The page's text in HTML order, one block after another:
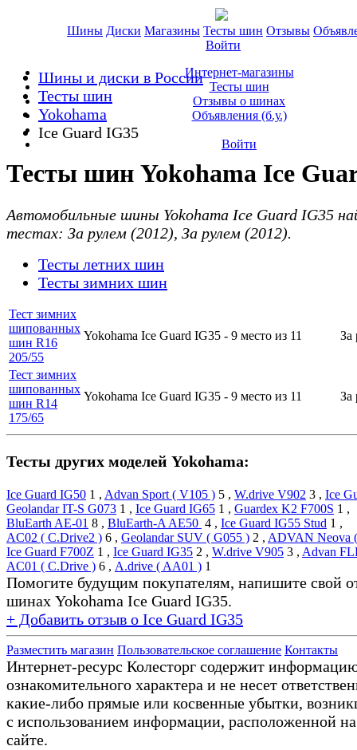
Шины Диски Магазины Тесты шин Отзывы
Войти
Интернет-магазины
Тесты шин
Отзывы о шинах
Объявления (б.у.)
Войти
Шины и диски в России
Тесты шин
Yokohama
Ice Guard IG35
Тесты шин Yokohama Ice
Автомобильные шины Yokohama Ice Guard IG35
тестах: За рулем (2012), За рулем (2012).
Тесты летних шин
Тесты зимних шин
Тест зимних
шипованных
шин R16
205/55
Yokohama Ice Guard IG35 - 9 место из 11 За
Тест зимних
шипованных
шин R14
175/65
Yokohama Ice Guard IG35 - 9 место из 11 За
Тесты других моделей Yokohama:
Ice Guard IG50 1 , Advan Sport ( V105 ) 5 , W.drive V902 3 , Ice
Geolandar IT-S G073 1 , Ice Guard IG65 1 , Guardex K2 F700S 1 ,
BluEarth AE-01 8 , BluEarth-A AE50 4 , Ice Guard IG55 Stud 1 ,
AC02 ( C.Drive2 ) 6 , Geolandar SUV ( G055 ) 2 , ADVAN Neova
Ice Guard F700Z 1 , Ice Guard IG35 2 , W.drive V905 3 , Advan
AC01 ( C.Drive ) 6 , А.drive ( AA01 ) 1
Помогите будущим покупателям, напишите свой
шинах Yokohama Ice Guard IG35.
+ Добавить отзыв о Ice Guard IG35
Разместить магазин Пользовательское соглашение Контакты
Интернет-ресурс Колесторг содержит
ознакомительного характера и не несет
какие-либо прямые или косвенные убытки,
с использованием информации, расположенной
сайте.